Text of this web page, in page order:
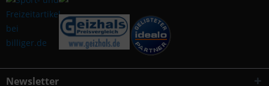
Newsletter